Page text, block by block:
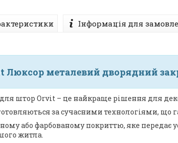
Інформація для
Люксор металевий дворядний
штор Orvit – це найкраще рішення для
за сучасними технологіями, що
або фарбованому покриттю, яке передає
житла.